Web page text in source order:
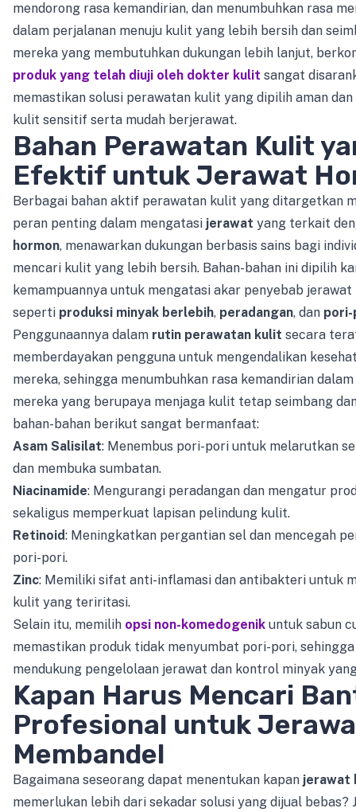
mendorong rasa kemandirian, dan menumbuhkan rasa
dalam perjalanan menuju kulit yang lebih bersih dan
mereka yang membutuhkan dukungan lebih lanjut,
produk yang telah diuji oleh dokter kulit sangat
memastikan solusi perawatan kulit yang dipilih aman
kulit sensitif serta mudah berjerawat.
Bahan Perawatan Kulit
Efektif untuk Jerawat
Berbagai bahan aktif perawatan kulit yang ditargetkan
peran penting dalam mengatasi jerawat yang terkait
hormon, menawarkan dukungan berbasis sains bagi
mencari kulit yang lebih bersih. Bahan-bahan ini dipilih
kemampuannya untuk mengatasi akar penyebab jerawat
seperti produksi minyak berlebih, peradangan, dan
Penggunaannya dalam rutin perawatan kulit secara
memberdayakan pengguna untuk mengendalikan
mereka, sehingga menumbuhkan rasa kemandirian
mereka yang berupaya menjaga kulit tetap seimbang
bahan-bahan berikut sangat bermanfaat:
Asam Salisilat: Menembus pori-pori untuk melarutkan
dan membuka sumbatan.
Niacinamide: Mengurangi peradangan dan mengatur
sekaligus memperkuat lapisan pelindung kulit.
Retinoid: Meningkatkan pergantian sel dan mencegah
pori-pori.
Zinc: Memiliki sifat anti-inflamasi dan antibakteri untuk
kulit yang teriritasi.
Selain itu, memilih opsi non-komedogenik untuk sabun
memastikan produk tidak menyumbat pori-pori,
mendukung pengelolaan jerawat dan kontrol minyak
Kapan Harus Mencari
Profesional untuk
Membandel
Bagaimana seseorang dapat menentukan kapan jerawat
memerlukan lebih dari sekadar solusi yang dijual bebas?